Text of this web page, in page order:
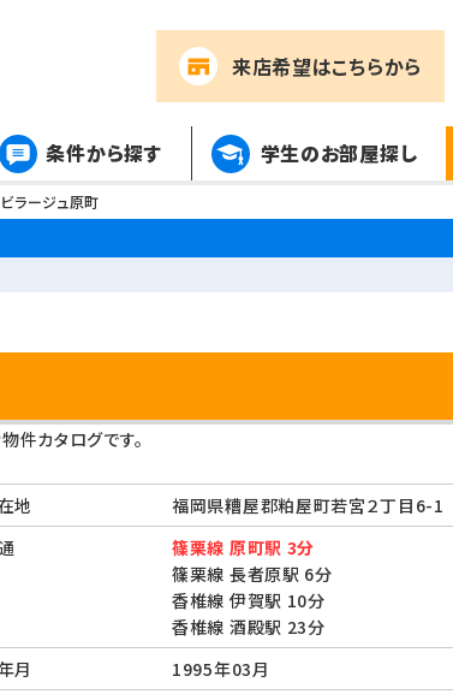
来店希望はこちらから
条件から探す 学生のお部屋探し
ビラージュ原町
件カタログです。
地
福岡県糟屋郡粕屋町若宮２丁
篠栗線 原町駅 3分
篠栗線 長者原駅 6分
香椎線 伊賀駅 10分
香椎線 酒殿駅 23分
月
1995年03月